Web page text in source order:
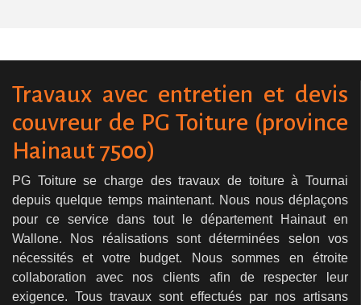
Travaux avec entretien et devis
couvreur de PG Toiture (province
Hainaut 7500)
PG Toiture se charge des travaux de toiture à Tournai
depuis quelque temps maintenant. Nous nous déplaçons
pour ce service dans tout le département Hainaut en
Wallone. Nos réalisations sont déterminées selon vos
nécessités et votre budget. Nous sommes en étroite
collaboration avec nos clients afin de respecter leur
exigence. Tous travaux sont effectués par nos artisans